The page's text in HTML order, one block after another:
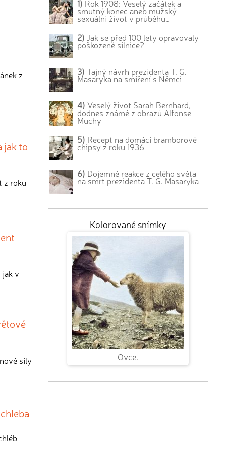
z
jak to
z roku
jak v
síly
1) Rok 1908: Veselý začátek a
smutný konec aneb mužský
sexuální život v průběhu…
2) Jak se před 100 lety opravovaly
poškozené silnice?
3) Tajný návrh prezidenta T. G.
Masaryka na smíření s Němci
4) Veselý život Sarah Bernhard,
dodnes známé z obrazů Alfonse
Muchy
5) Recept na domácí bramborové
chipsy z roku 1936
6) Dojemné reakce z celého světa
na smrt prezidenta T. G. Masaryka
Kolorované snímky
Ovce.